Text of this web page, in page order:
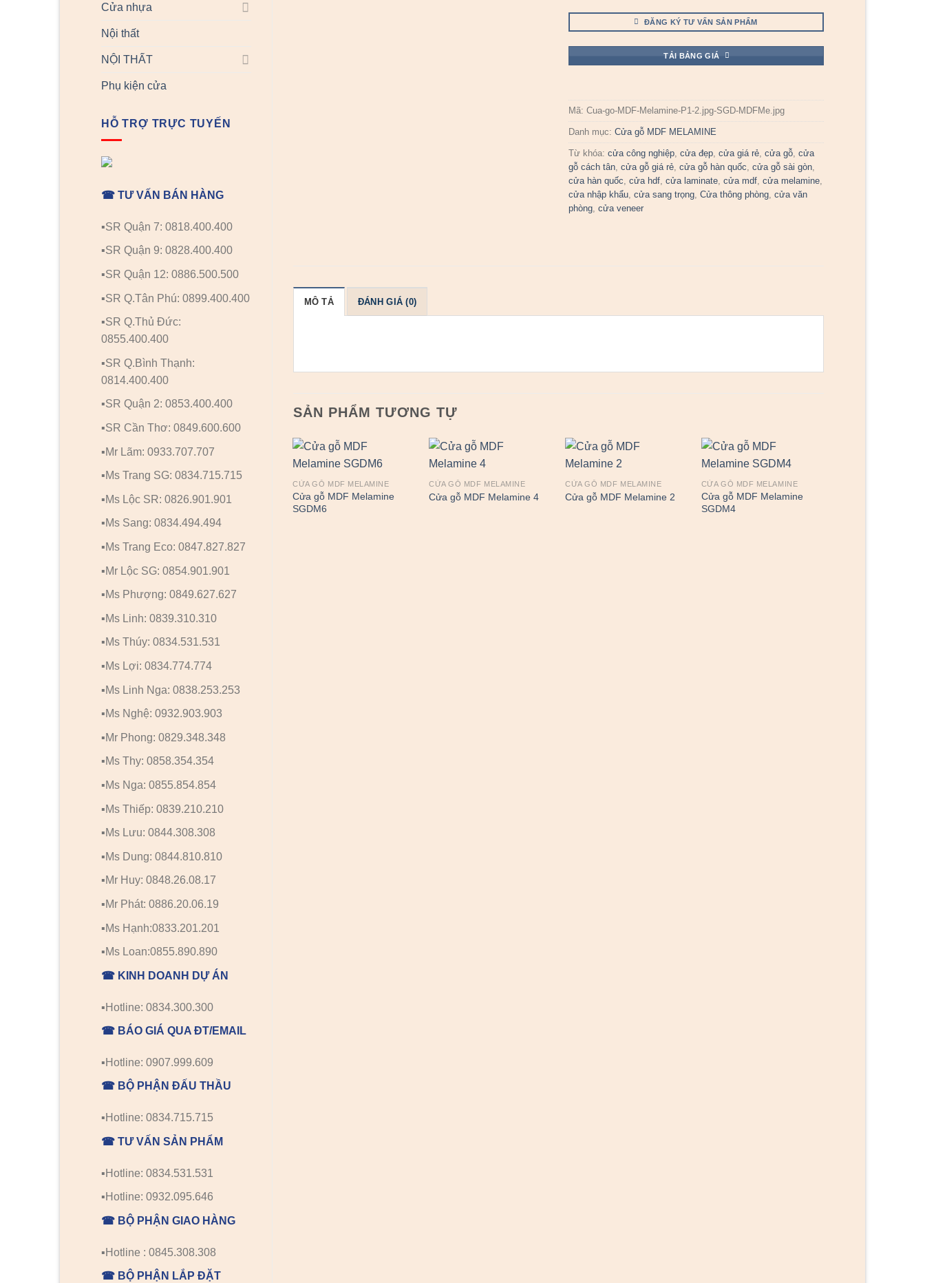
Cửa nhựa
Nội thất
NỘI THẤT
Phụ kiện cửa
HỖ TRỢ TRỰC TUYẾN
☎ TƯ VẤN BÁN HÀNG
▪️SR Quận 7: 0818.400.400
▪️SR Quận 9: 0828.400.400
▪️SR Quận 12: 0886.500.500
▪️SR Q.Tân Phú: 0899.400.400
▪️SR Q.Thủ Đức:
0855.400.400
▪️SR Q.Bình Thạnh:
0814.400.400
▪️SR Quận 2: 0853.400.400
▪️SR Cần Thơ: 0849.600.600
▪️Mr Lãm: 0933.707.707
▪️Ms Trang SG: 0834.715.715
▪️Ms Lộc SR: 0826.901.901
▪️Ms Sang: 0834.494.494
▪️Ms Trang Eco: 0847.827.827
▪️Mr Lộc SG: 0854.901.901
▪️Ms Phượng: 0849.627.627
▪️Ms Linh: 0839.310.310
▪️Ms Thúy: 0834.531.531
▪️Ms Lợi: 0834.774.774
▪️Ms Linh Nga: 0838.253.253
▪️Ms Nghệ: 0932.903.903
▪️Mr Phong: 0829.348.348
▪️Ms Thy: 0858.354.354
▪️Ms Nga: 0855.854.854
▪️Ms Thiếp: 0839.210.210
▪️Ms Lưu: 0844.308.308
▪️Ms Dung: 0844.810.810
▪️Mr Huy: 0848.26.08.17
▪️Mr Phát: 0886.20.06.19
▪️Ms Hạnh:0833.201.201
▪️Ms Loan:0855.890.890
☎ KINH DOANH DỰ ÁN
▪️Hotline: 0834.300.300
☎ BÁO GIÁ QUA ĐT/EMAIL
▪️Hotline: 0907.999.609
☎ BỘ PHẬN ĐẤU THẦU
▪️Hotline: 0834.715.715
☎ TƯ VẤN SẢN PHẨM
▪️Hotline: 0834.531.531
▪️Hotline: 0932.095.646
☎ BỘ PHẬN GIAO HÀNG
▪️Hotline : 0845.308.308
☎ BỘ PHẬN LẮP ĐẶT
ĐĂNG KÝ TƯ VẤN SẢN PHẨM
TẢI BẢNG GIÁ
Mã:Cua-go-MDF-Melamine-P1-2.jpg-SGD-MDFMe.jpg
Danh mục:Cửa gỗ MDF MELAMINE
Từ khóa:cửa công nghiệp,cửa đẹp,cửa giá rẻ,cửa gỗ,cửa
gỗ cách tân,cửa gỗ giá rẻ,cửa gỗ hàn quốc,cửa gỗ sài gòn,
cửa hàn quốc,cửa hdf,cửa laminate,cửa mdf,cửa melamine,
cửa nhập khẩu,cửa sang trọng,Cửa thông phòng,cửa văn
phòng,cửa veneer
MÔ TẢ ĐÁNH GIÁ (0)
SẢN PHẨM TƯƠNG TỰ
CỬA GỖ MDF MELAMINE
Cửa gỗ MDF Melamine
SGDM6
CỬA GỖ MDF MELAMINE
Cửa gỗ MDF Melamine 4
CỬA GỖ MDF MELAMINE
Cửa gỗ MDF Melamine 2
CỬA GỖ MDF MELAMINE
Cửa gỗ MDF Melamine
SGDM4